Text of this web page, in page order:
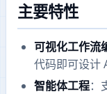
主要特性
可视化工作流
代码即可设计
智能体工程：